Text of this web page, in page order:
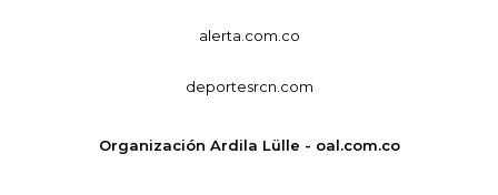
alerta.com.co
deportesrcn.com
Organización Ardila Lülle - oal.com.co